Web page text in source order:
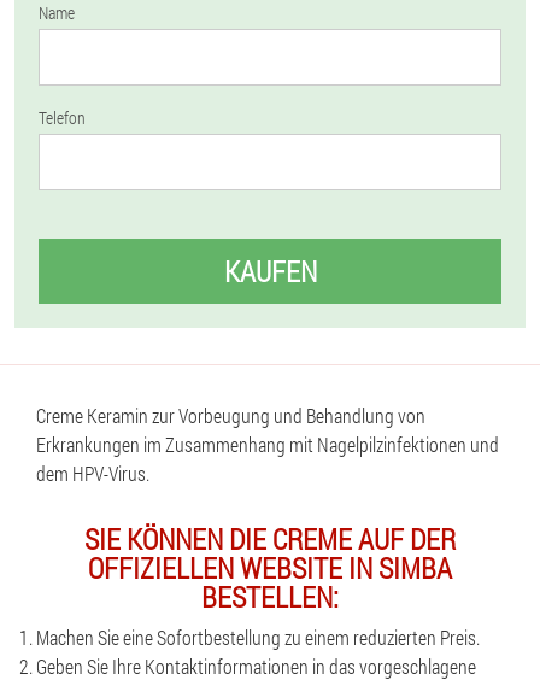
Name
Telefon
KAUFEN
Creme Keramin zur Vorbeugung und Behandlung von
Erkrankungen im Zusammenhang mit Nagelpilzinfektionen und
dem HPV-Virus.
SIE KÖNNEN DIE CREME AUF DER
OFFIZIELLEN WEBSITE IN SIMBA
BESTELLEN:
Machen Sie eine Sofortbestellung zu einem reduzierten Preis.
Geben Sie Ihre Kontaktinformationen in das vorgeschlagene